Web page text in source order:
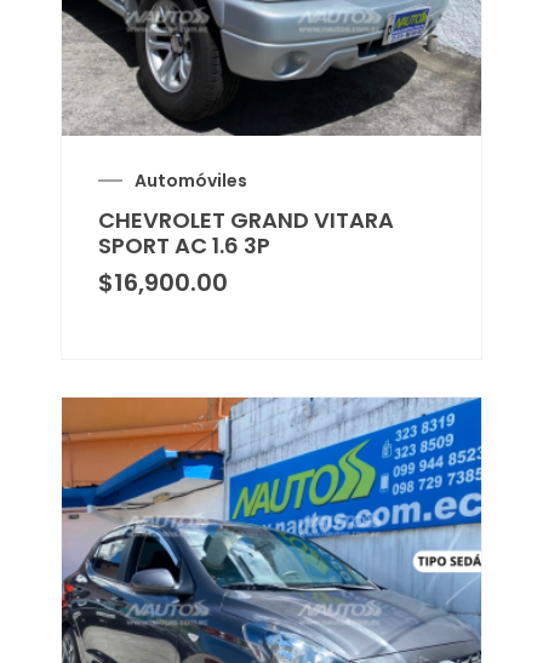
Automóviles
CHEVROLET GRAND VITARA
SPORT AC 1.6 3P
$16,900.00